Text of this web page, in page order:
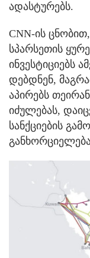
ადასტურებს.
CNN-ის
სპარსეთის
ინვესტიციებს
დებდნენ,
აპირებს
იძულებას,
სანქციების